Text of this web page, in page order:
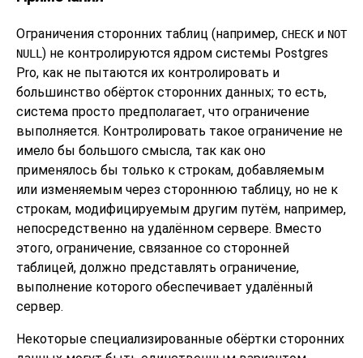
Ограничения сторонних таблиц (например, CHECK и NOT
NULL ) не контролируются ядром системы Postgres
Pro, как не пытаются их контролировать и
большинство обёрток сторонних данных; то есть,
система просто предполагает, что ограничение
выполняется. Контролировать такое ограничение не
имело бы большого смысла, так как оно
применялось бы только к строкам, добавляемым
или изменяемым через стороннюю таблицу, но не к
строкам, модифицируемым другим путём, например,
непосредственно на удалённом сервере. Вместо
этого, ограничение, связанное со сторонней
таблицей, должно представлять ограничение,
выполнение которого обеспечивает удалённый
сервер.
Некоторые специализированные обёртки сторонних